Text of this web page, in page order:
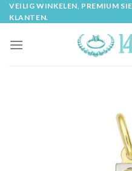
Skip
to
VEILIG WINKELEN, PREMIUM
KLANTEN.